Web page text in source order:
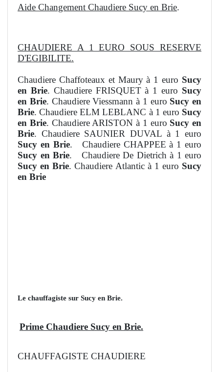
Aide Changement Chaudiere Sucy en Brie.
CHAUDIERE A 1 EURO SOUS RESERVE
D'EGIBILITE.
Chaudiere Chaffoteaux et Maury à 1 euro Sucy
en Brie. Chaudiere FRISQUET à 1 euro Sucy
en Brie. Chaudiere Viessmann à 1 euro Sucy en
Brie. Chaudiere ELM LEBLANC à 1 euro Sucy
en Brie. Chaudiere ARISTON à 1 euro Sucy en
Brie. Chaudiere SAUNIER DUVAL à 1 euro
Sucy en Brie. Chaudiere CHAPPEE à 1 euro
Sucy en Brie. Chaudiere De Dietrich à 1 euro
Sucy en Brie. Chaudiere Atlantic à 1 euro Sucy
en Brie
Le chauffagiste sur Sucy en Brie.
Prime Chaudiere Sucy en Brie.
CHAUFFAGISTE CHAUDIERE